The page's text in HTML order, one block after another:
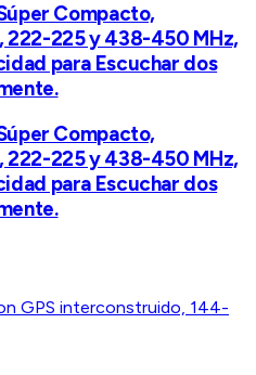
Compacto,
222-225 y 438-450 MHz,
para Escuchar dos
Compacto,
222-225 y 438-450 MHz,
para Escuchar dos